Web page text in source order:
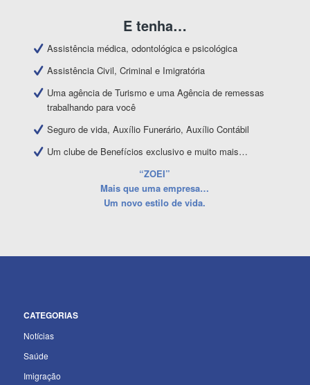
E tenha…
Assistência médica, odontológica e psicológica
Assistência Civil, Criminal e Imigratória
Uma agência de Turismo e uma Agência de remessas
trabalhando para você
Seguro de vida, Auxílio Funerário, Auxílio Contábil
Um clube de Benefícios exclusivo e muito mais…
“ZOEI”
Mais que uma empresa…
Um novo estilo de vida.
CATEGORIAS
Notícias
Saúde
Imigração